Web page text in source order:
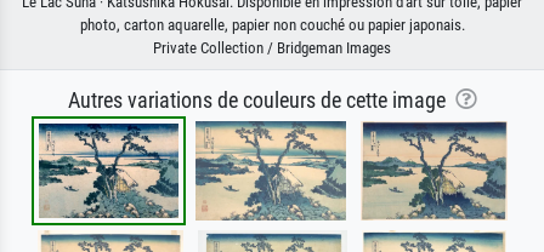
photo, carton aquarelle, papier non couché ou papier japonais.
Private Collection / Bridgeman Images
Autres variations de couleurs de cette image